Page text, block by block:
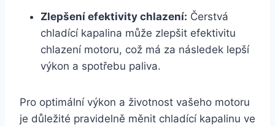
Zlepšení efektivity chlazení: Čerstvá
chladící kapalina může zlepšit efektivitu
chlazení motoru, což má za následek lepší
výkon a spotřebu paliva.
Pro optimální výkon a životnost vašeho motoru
je důležité pravidelně měnit chladící kapalinu ve